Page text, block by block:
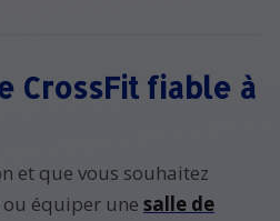
CrossFit fiable à
et que vous souhaitez
équiper une salle de